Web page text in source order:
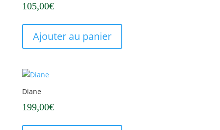
105,00€
Ajouter au panier
Diane
199,00€